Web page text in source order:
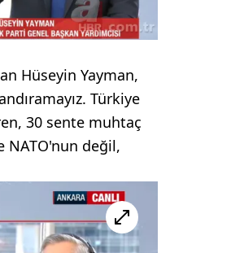
Hüseyin Yayman,
Türkiye
30 sente muhtaç
NATO'nun değil,